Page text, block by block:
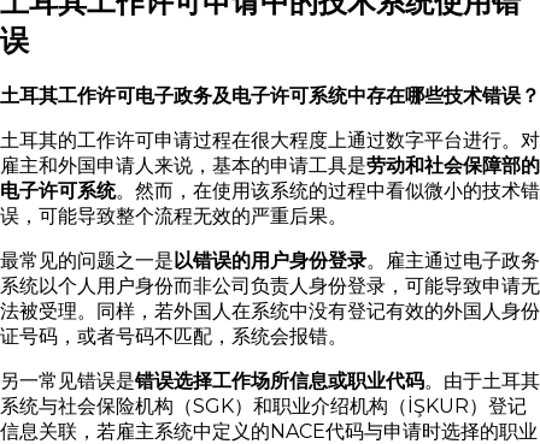
误
土耳其工作许可电子政务及电子许可系统中存在哪些技术错误？
土耳其的工作许可申请过程在很大程度上通过数字平台进行。对
雇主和外国申请人来说，基本的申请工具是劳动和社会保障部的
电子许可系统。然而，在使用该系统的过程中看似微小的技术错
误，可能导致整个流程无效的严重后果。
最常见的问题之一是以错误的用户身份登录。雇主通过电子政务
系统以个人用户身份而非公司负责人身份登录，可能导致申请无
法被受理。同样，若外国人在系统中没有登记有效的外国人身份
证号码，或者号码不匹配，系统会报错。
另一常见错误是错误选择工作场所信息或职业代码。由于土耳其
系统与社会保险机构（SGK）和职业介绍机构（İŞKUR）登记
信息关联，若雇主系统中定义的NACE代码与申请时选择的职业